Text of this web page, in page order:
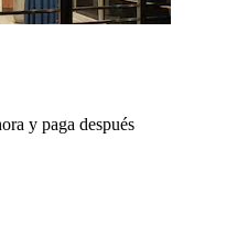
y paga después